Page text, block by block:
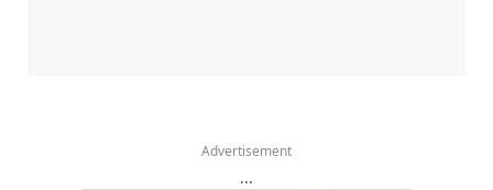
Advertisement
...